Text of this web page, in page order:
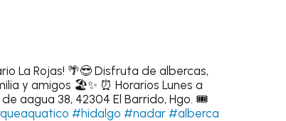
La Rojas! 🌴😎 Disfruta de albercas,
y amigos 🏖️✨ ⏰ Horarios Lunes a
aagua 38, 42304 El Barrido, Hgo. 🎟️
#hidalgo #nadar #alberca